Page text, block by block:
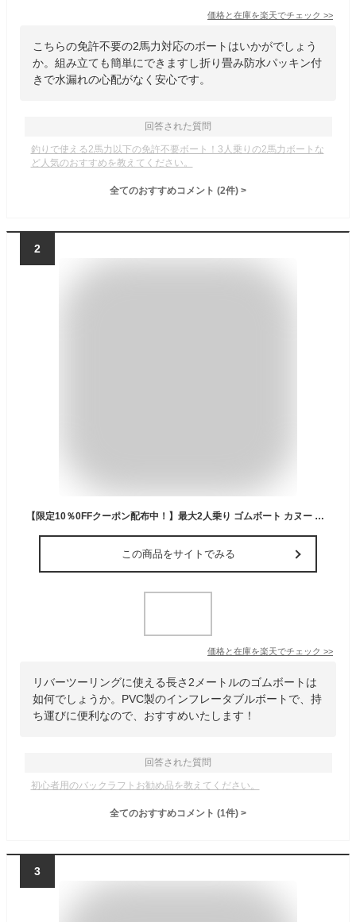
価格と在庫を楽天でチェック >>
こちらの免許不要の2馬力対応のボートはいかがでしょう
か。組み立ても簡単にできますし折り畳み防水パッキン付
きで水漏れの心配がなく安心です。
回答された質問
釣りで使える2馬力以下の免許不要ボート！3人乗りの2馬力ボートな
ど人気のおすすめを教えてください。
全てのおすすめコメント (2件) >
2
【限定10％0FFクーポン配布中！】最大2人乗り ゴムボート カヌー 積載重量200kg 長さ2m 安心 安全 品質保証 空気入れ必要 洪水 防災 災害 海 川 湖 プール 海水浴 アウトドア 海釣り 川遊び マリンスポーツ インフレータブルボート カヤック ボート プレジャー
この商品をサイトでみる
価格と在庫を楽天でチェック >>
リバーツーリングに使える長さ2メートルのゴムボートは
如何でしょうか。PVC製のインフレータブルボートで、持
ち運びに便利なので、おすすめいたします！
回答された質問
初心者用のバックラフトお勧め品を教えてください。
全てのおすすめコメント (1件) >
3